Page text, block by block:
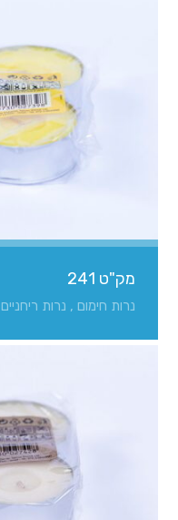
מק"ט 241
נרות חימום , נרות ריחניים